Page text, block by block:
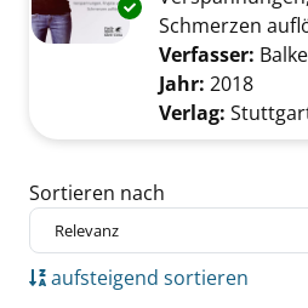
Exemplar-Details
Schmerzen
Verfasser:
Jahr: 2018
Verlag:
Zu den Suchfiltern springen
Sortieren nach
aufsteigend sortieren